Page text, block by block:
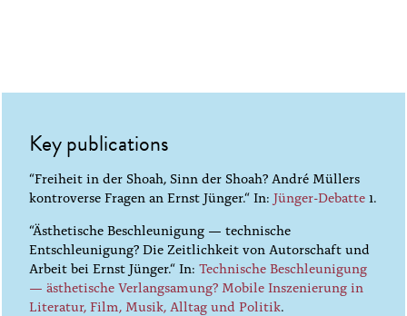
Key publications
“Freiheit in der Shoah, Sinn der Shoah? André Müllers
kontroverse Fragen an Ernst Jünger.“ In:Jünger-Debatte1.
“Ästhetische Beschleunigung — technische
Entschleunigung? Die Zeitlichkeit von Autorschaft und
Arbeit bei Ernst Jünger.“ In:Technische Beschleunigung
— ästhetische Verlangsamung? Mobile Inszenierung in
Literatur, Film, Musik, Alltag und Politik.